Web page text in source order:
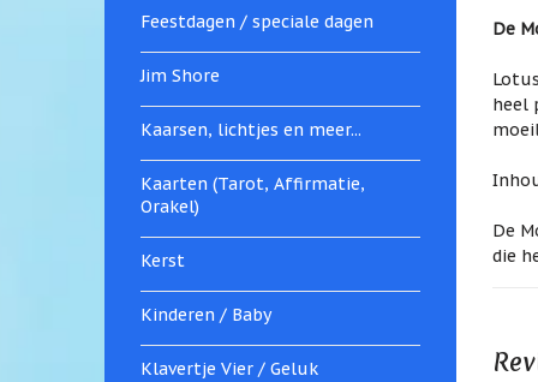
Feestdagen / speciale dagen
Jim Shore
Kaarsen, lichtjes en meer...
Kaarten (Tarot, Affirmatie,
Orakel)
Kerst
Kinderen / Baby
Klavertje Vier / Geluk
De
heel
De
die